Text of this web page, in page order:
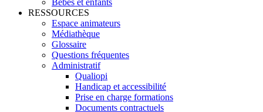
RESSOURCES
Espace animateurs
Médiathèque
Glossaire
Questions fréquentes
Administratif
Qualiopi
Handicap et accessibilité
Prise en charge formations
Documents contractuels